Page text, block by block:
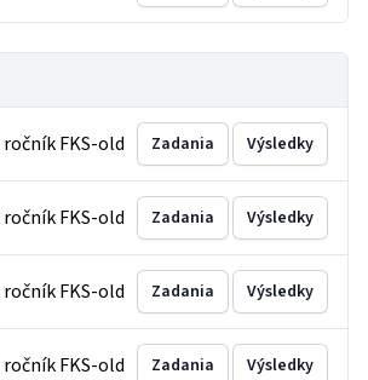
ročník FKS-old Zadania Výsledky
ročník FKS-old Zadania Výsledky
ročník FKS-old Zadania Výsledky
ročník FKS-old Zadania Výsledky